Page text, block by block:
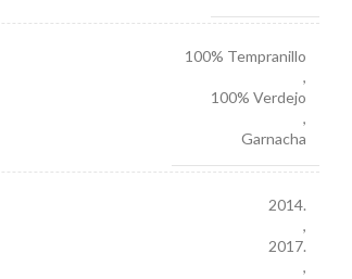
100% Tempranillo
,
100% Verdejo
,
Garnacha
2014.
,
2017.
,